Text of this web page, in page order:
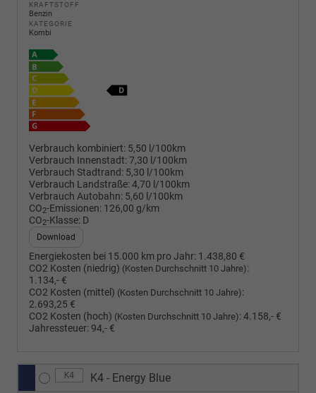
KRAFTSTOFF
Benzin
KATEGORIE
Kombi
Verbrauch kombiniert: 5,50 l/100km
Verbrauch Innenstadt:7,30 l/100km
Verbrauch Stadtrand: 5,30 l/100km
Verbrauch Landstraße:4,70 l/100km
Verbrauch Autobahn: 5,60 l/100km
CO2-Emissionen: 126,00 g/km
CO2-Klasse: D
Download
Energiekosten bei 15.000 km pro Jahr: 1.438,80 €
CO2 Kosten (niedrig) (Kosten Durchschnitt 10 Jahre):
1.134,- €
CO2 Kosten (mittel) (Kosten Durchschnitt 10 Jahre):
2.693,25 €
CO2 Kosten (hoch) (Kosten Durchschnitt 10 Jahre):4.158,- €
Jahressteuer: 94,- €
K4 K4 - Energy Blue